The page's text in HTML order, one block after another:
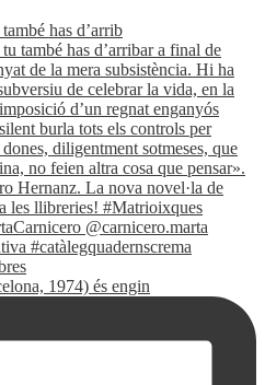
has d’arrib
1974) és engin